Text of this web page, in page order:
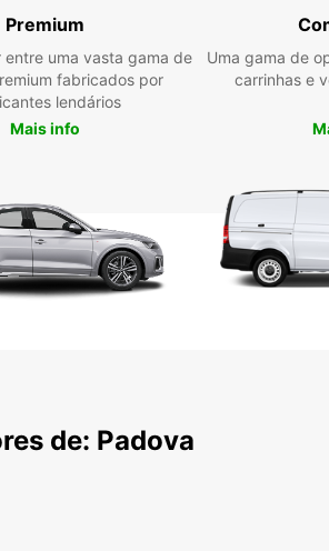
Premium
entre uma vasta gama de
fabricados por
lendários
Mais info
Uma gama de
carrinhas e
de: Padova